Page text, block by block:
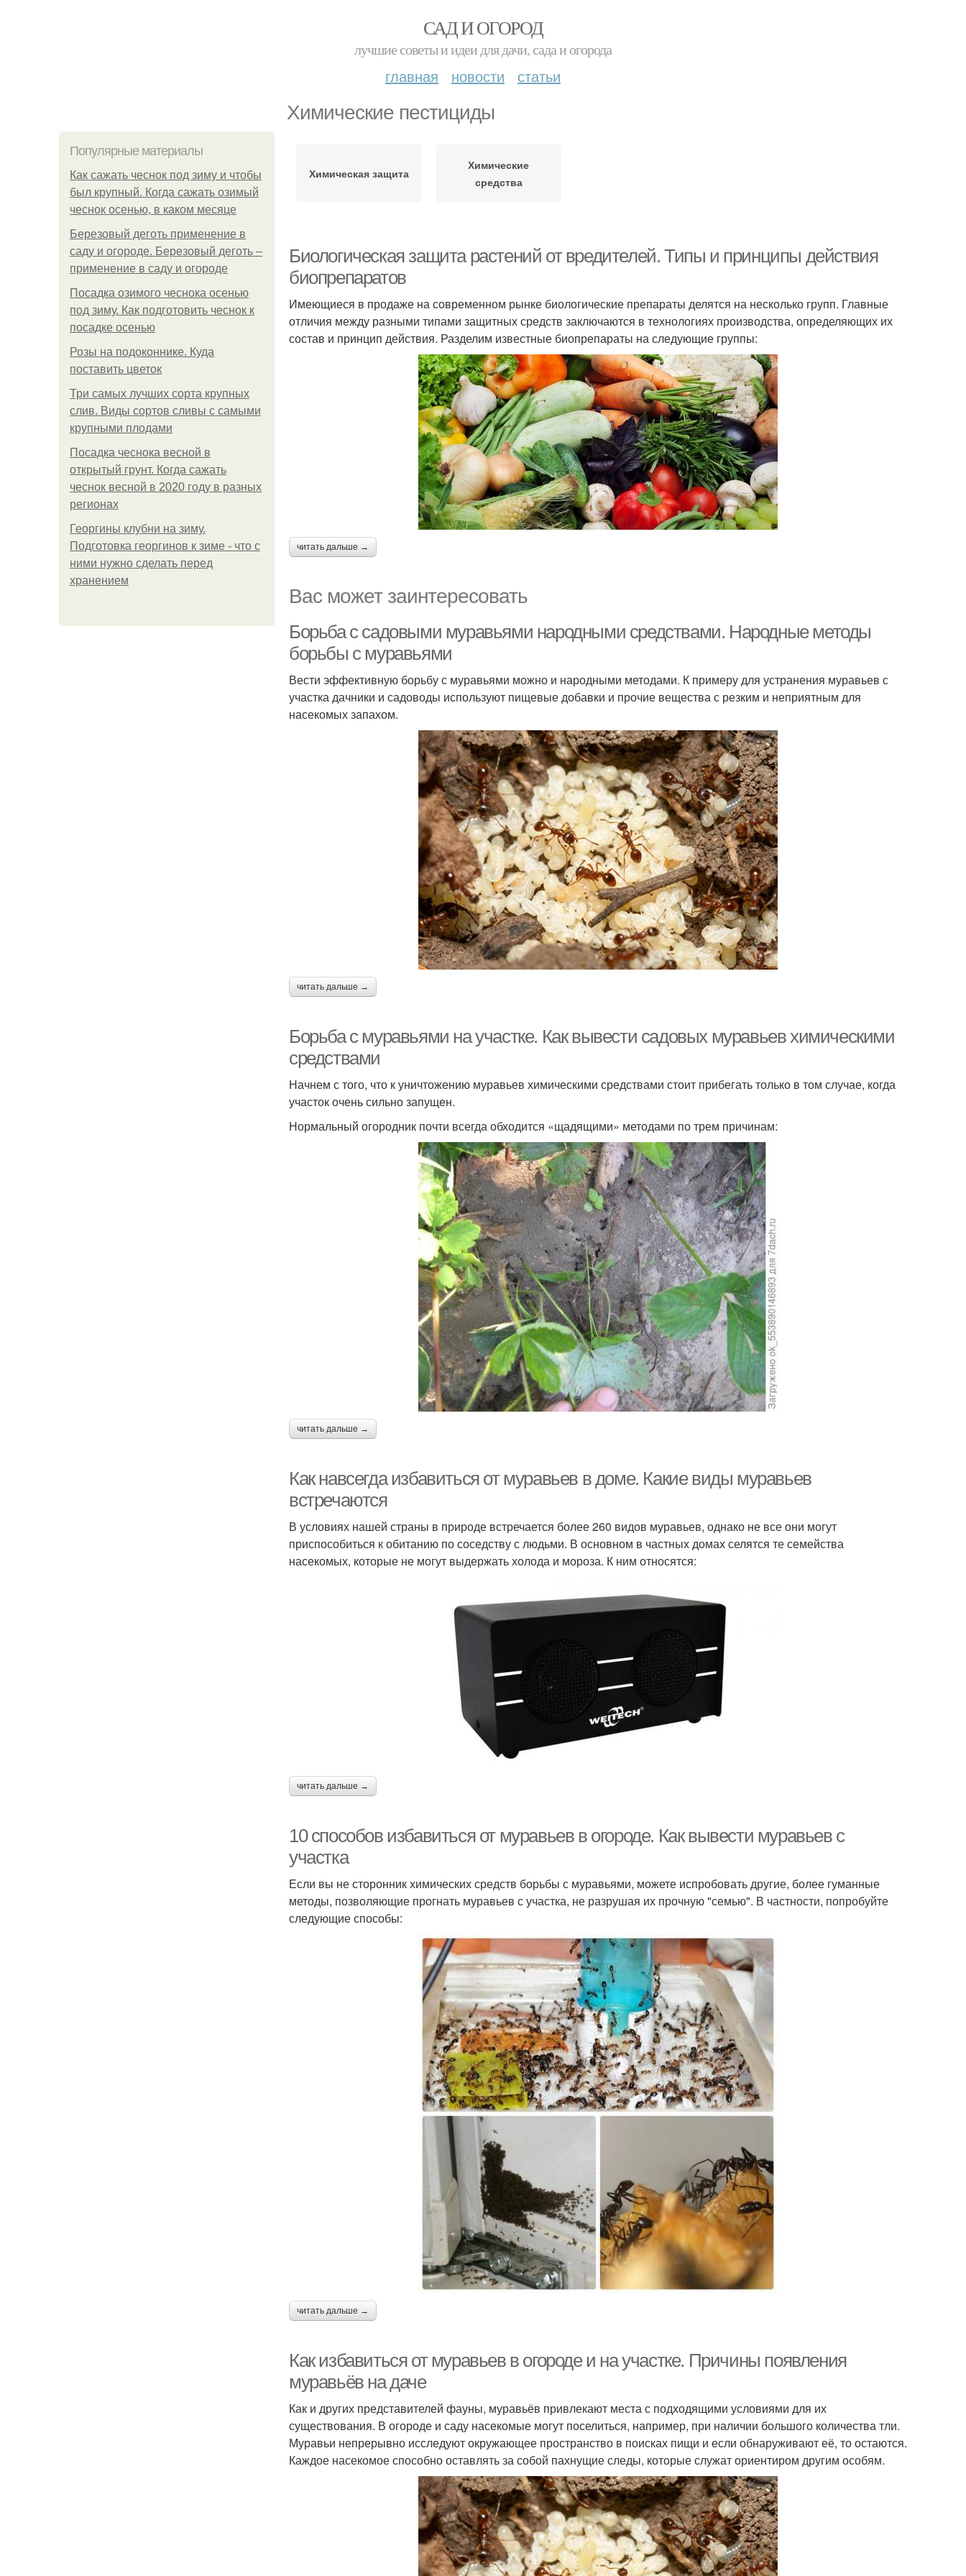
САД И ОГОРОД
лучшие советы и идеи для дачи, сада и огорода
главная новости статьи
Химические пестициды
Популярные материалы
Как сажать чеснок под зиму и чтобы
был крупный. Когда сажать озимый
чеснок осенью, в каком месяце
Березовый деготь применение в
саду и огороде. Березовый деготь –
применение в саду и огороде
Посадка озимого чеснока осенью
под зиму. Как подготовить чеснок к
посадке осенью
Розы на подоконнике. Куда
поставить цветок
Три самых лучших сорта крупных
слив. Виды сортов сливы с самыми
крупными плодами
Посадка чеснока весной в
открытый грунт. Когда сажать
чеснок весной в 2020 году в разных
регионах
Георгины клубни на зиму.
Подготовка георгинов к зиме - что с
ними нужно сделать перед
хранением
Химическая защита
Химические
средства
Биологическая защита растений от вредителей. Типы и принципы действия
биопрепаратов
Имеющиеся в продаже на современном рынке биологические препараты делятся на несколько групп. Главные
отличия между разными типами защитных средств заключаются в технологиях производства, определяющих их
состав и принцип действия. Разделим известные биопрепараты на следующие группы:
читать дальше →
Вас может заинтересовать
Борьба с садовыми муравьями народными средствами. Народные методы
борьбы с муравьями
Вести эффективную борьбу с муравьями можно и народными методами. К примеру для устранения муравьев с
участка дачники и садоводы используют пищевые добавки и прочие вещества с резким и неприятным для
насекомых запахом.
читать дальше →
Борьба с муравьями на участке. Как вывести садовых муравьев химическими
средствами
Начнем с того, что к уничтожению муравьев химическими средствами стоит прибегать только в том случае, когда
участок очень сильно запущен.
Нормальный огородник почти всегда обходится «щадящими» методами по трем причинам:
читать дальше →
Как навсегда избавиться от муравьев в доме. Какие виды муравьев
встречаются
В условиях нашей страны в природе встречается более 260 видов муравьев, однако не все они могут
приспособиться к обитанию по соседству с людьми. В основном в частных домах селятся те семейства
насекомых, которые не могут выдержать холода и мороза. К ним относятся:
читать дальше →
10 способов избавиться от муравьев в огороде. Как вывести муравьев с
участка
Если вы не сторонник химических средств борьбы с муравьями, можете испробовать другие, более гуманные
методы, позволяющие прогнать муравьев с участка, не разрушая их прочную "семью". В частности, попробуйте
следующие способы:
читать дальше →
Как избавиться от муравьев в огороде и на участке. Причины появления
муравьёв на даче
Как и других представителей фауны, муравьёв привлекают места с подходящими условиями для их
существования. В огороде и саду насекомые могут поселиться, например, при наличии большого количества тли.
Муравьи непрерывно исследуют окружающее пространство в поисках пищи и если обнаруживают её, то остаются.
Каждое насекомое способно оставлять за собой пахнущие следы, которые служат ориентиром другим особям.